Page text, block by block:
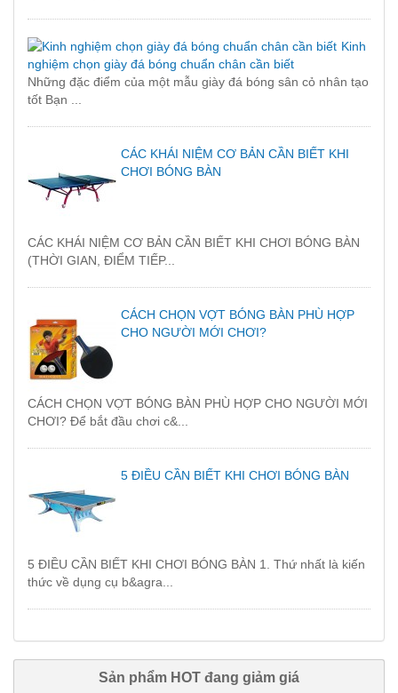
Kinh
nghiệm chọn giày đá bóng chuẩn chân cần biết
Những đặc điểm của một mẫu giày đá bóng sân cỏ nhân tạo
tốt Bạn ...
CÁC KHÁI NIỆM CƠ BẢN CẦN BIẾT KHI
CHƠI BÓNG BÀN
CÁC KHÁI NIỆM CƠ BẢN CẦN BIẾT KHI CHƠI BÓNG BÀN
(THỜI GIAN, ĐIỂM TIẾP...
CÁCH CHỌN VỢT BÓNG BÀN PHÙ HỢP
CHO NGƯỜI MỚI CHƠI?
CÁCH CHỌN VỢT BÓNG BÀN PHÙ HỢP CHO NGƯỜI MỚI
CHƠI? Để bắt đầu chơi c&...
5 ĐIỀU CẦN BIẾT KHI CHƠI BÓNG BÀN
5 ĐIỀU CẦN BIẾT KHI CHƠI BÓNG BÀN 1. Thứ nhất là kiến
thức về dụng cụ b&agra...
Sản phẩm HOT đang giảm giá